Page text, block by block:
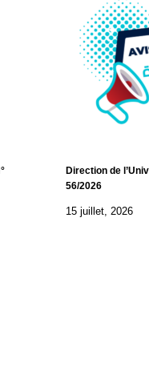
Direction de
56/2026
15 juillet, 2026